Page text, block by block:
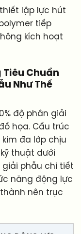
lập lực hút
tiếp
kích hoạt
Tiêu Chuẩn
Như Thế
độ phân giải
họa. Cấu trúc
đa lớp chịu
thuật dưới
phẫu chi tiết
năng động lực
nên trục